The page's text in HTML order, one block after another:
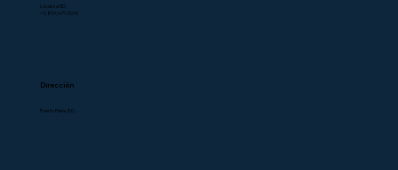
Localiza RD
+1 (809) 671-5076
Dirección
Puerto Plata, R.D.